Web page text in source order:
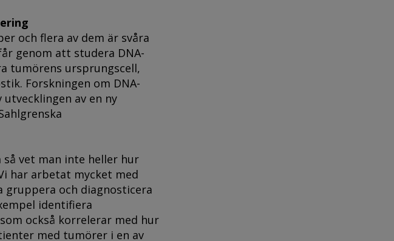
och flera av dem är svåra
genom att studera DNA-
tumörens ursprungscell,
Forskningen om DNA-
av en ny
så vet man inte heller hur
har arbetat mycket med
och diagnosticera
identifiera
också korrelerar med hur
med tumörer i en av